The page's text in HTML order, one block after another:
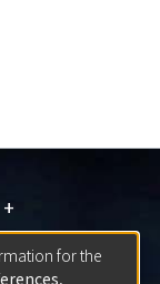
+
+
for the